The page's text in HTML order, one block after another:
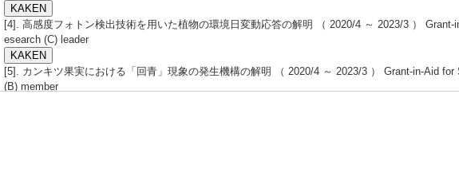
[4]. 高感度フォトン検出技術を用いた植物の環境日変動応答の解明 （ 2020/4 ～ 2023/3 ）
esearch (C) leader
[5]. カンキツ果実における「回青」現象の発生機構の解明 （ 2020/4 ～ 2023/3 ） Grant-in-Aid
(B) member